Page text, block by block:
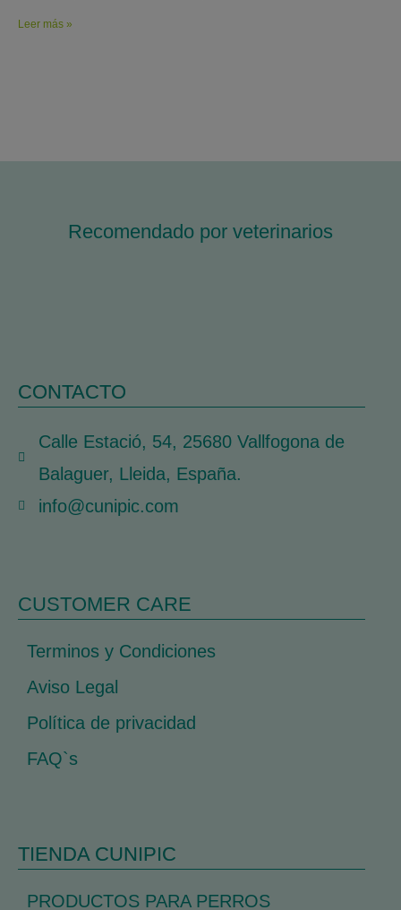
Leer más »
Recomendado por veterinarios
CONTACTO
Calle Estació, 54, 25680 Vallfogona de
Balaguer, Lleida, España.
info@cunipic.com
CUSTOMER CARE
Terminos y Condiciones
Aviso Legal
Política de privacidad
FAQ`s
TIENDA CUNIPIC
PRODUCTOS PARA PERROS